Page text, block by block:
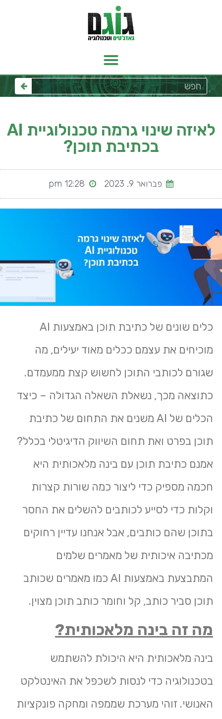
לאיזה שינוי גרמה טכנולוגיית AI
בכתיבת תוכן?
פברואר 9, 2023 12:28 pm
כלים שונים של כתיבת תוכן באמצעות AI
מוכיחים את עצמם ככלים מאוד יעילים, מה
שגורם לכותבי התוכן לחשוש קצת ממעמדם.
כתוצאה מכך, נשאלת השאלה הגדולה – כיצד
הכלים של AI משנים את התחום של כתיבת
תוכן בפרט ואת תחום השיווק הדיגיטלי בכלל?
אמנם כתיבת תוכן עם בינה מלאכותית היא
חכמה מספיק כדי ליצור כמה שורות קצרות
וקלות כדי לסייע לכותבים להשלים את החסר
בתוכן שהם כותבים, אבל אנחנו עדיין רחוקים
מכתיבה איכותית של מאמרים שלמים
המתבצעת באמצעות AI כמו מאמרים שכותב
תוכן סביר כותב, קל וחומר כותב תוכן מצוין.
מה זה בינה מלאכותית?
בינה מלאכותית היא היכולת להשתמש
בטכנולוגיה כדי לנסות לשכפל את האינטלקט
האנושי. זוהי מערכת שממפה ומחקה פונקציות